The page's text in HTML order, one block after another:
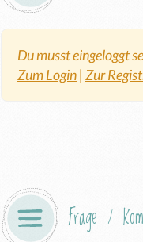
Du musst eingeloggt
Zum Login| Zur
Frage /